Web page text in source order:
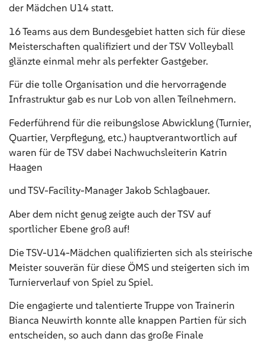
der Mädchen U14 statt.
16 Teams aus dem Bundesgebiet hatten sich für diese
Meisterschaften qualifiziert und der TSV Volleyball
glänzte einmal mehr als perfekter Gastgeber.
Für die tolle Organisation und die hervorragende
Infrastruktur gab es nur Lob von allen Teilnehmern.
Federführend für die reibungslose Abwicklung (Turnier,
Quartier, Verpflegung, etc.) hauptverantwortlich auf
waren für de TSV dabei Nachwuchsleiterin Katrin
Haagen
und TSV-Facility-Manager Jakob Schlagbauer.
Aber dem nicht genug zeigte auch der TSV auf
sportlicher Ebene groß auf!
Die TSV-U14-Mädchen qualifizierten sich als steirische
Meister souverän für diese ÖMS und steigerten sich im
Turnierverlauf von Spiel zu Spiel.
Die engagierte und talentierte Truppe von Trainerin
Bianca Neuwirth konnte alle knappen Partien für sich
entscheiden, so auch dann das große Finale